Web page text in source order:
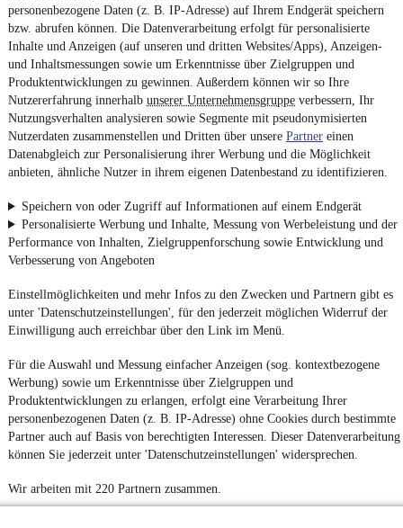
personenbezogene Daten (z. B. IP-Adresse) auf Ihrem Endgerät speichern
bzw. abrufen können. Die Datenverarbeitung erfolgt für personalisierte
Inhalte und Anzeigen (auf unseren und dritten Websites/Apps), Anzeigen-
und Inhaltsmessungen sowie um Erkenntnisse über Zielgruppen und
Produktentwicklungen zu gewinnen. Außerdem können wir so Ihre
Nutzererfahrung innerhalb unserer Unternehmensgruppe verbessern, Ihr
Nutzungsverhalten analysieren sowie Segmente mit pseudonymisierten
Nutzerdaten zusammenstellen und Dritten über unsere Partner einen
Datenabgleich zur Personalisierung ihrer Werbung und die Möglichkeit
anbieten, ähnliche Nutzer in ihrem eigenen Datenbestand zu identifizieren.
Speichern von oder Zugriff auf Informationen auf einem Endgerät
Personalisierte Werbung und Inhalte, Messung von Werbeleistung und der
Performance von Inhalten, Zielgruppenforschung sowie Entwicklung und
Verbesserung von Angeboten
Einstellmöglichkeiten und mehr Infos zu den Zwecken und Partnern gibt es
unter 'Datenschutzeinstellungen', für den jederzeit möglichen Widerruf der
Einwilligung auch erreichbar über den Link im Menü.
Für die Auswahl und Messung einfacher Anzeigen (sog. kontextbezogene
Werbung) sowie um Erkenntnisse über Zielgruppen und
Produktentwicklungen zu erlangen, erfolgt eine Verarbeitung Ihrer
personenbezogenen Daten (z. B. IP-Adresse) ohne Cookies durch bestimmte
Partner auch auf Basis von berechtigten Interessen. Dieser Datenverarbeitung
können Sie jederzeit unter 'Datenschutzeinstellungen' widersprechen.
Wir arbeiten mit 220 Partnern zusammen.